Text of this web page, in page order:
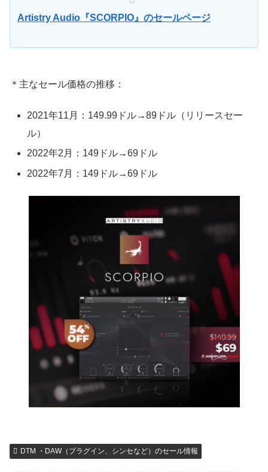
Artistry Audio『SCORPIO』のセールページ
＊主なセール価格の推移：
2021年11月：149.99ドル→89ドル（リリースセー
ル）
2022年2月：149ドル→69ドル
2022年7月：149ドル→69ドル
DTM ・DAW（プラグイン、シンセなど）のセール情報